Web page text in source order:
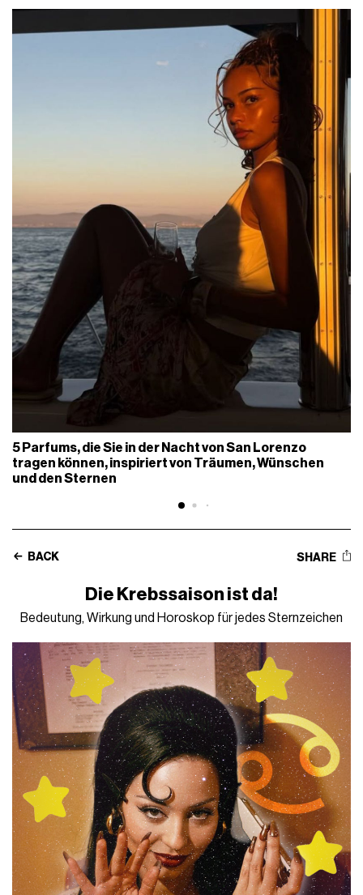
5 Parfums, die Sie in der Nacht von San Lorenzo
tragen können, inspiriert von Träumen, Wünschen
und den Sternen
BACK SHARE
Die Krebssaison ist da!
Bedeutung, Wirkung und Horoskop für jedes Sternzeichen